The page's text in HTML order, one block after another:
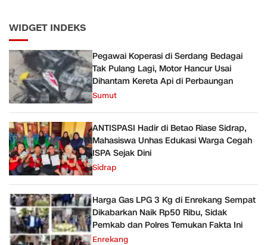
WIDGET INDEKS
Pegawai Koperasi di Serdang Bedagai
Tak Pulang Lagi, Motor Hancur Usai
Dihantam Kereta Api di Perbaungan
Sumut
ANTISPASI Hadir di Betao Riase Sidrap,
Mahasiswa Unhas Edukasi Warga Cegah
ISPA Sejak Dini
Sidrap
Harga Gas LPG 3 Kg di Enrekang Sempat
Dikabarkan Naik Rp50 Ribu, Sidak
Pemkab dan Polres Temukan Fakta Ini
Enrekang